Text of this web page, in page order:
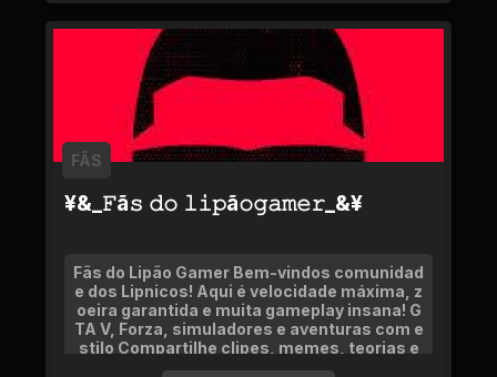
¥&_𝙵ã𝚜 𝚍𝚘 𝚕𝚒𝚙ã𝚘𝚐𝚊𝚖𝚎𝚛_&¥
FÃS
Fãs do Lipão Gamer Bem-vindos comunidad
e dos Lipnicos! Aqui é velocidade máxima, z
oeira garantida e muita gameplay insana! G
TA V, Forza, simuladores e aventuras com e
stilo Compartilhe clipes, memes, teorias e
momentos épicos